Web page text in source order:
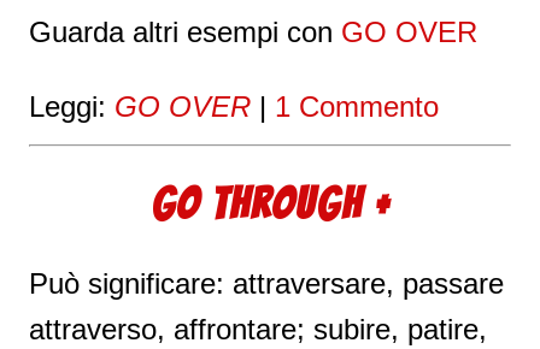
Guarda altri esempi con GO OVER
Leggi: GO OVER | 1 Commento
GO THROUGH +
Può significare: attraversare, passare
attraverso, affrontare; subire, patire,